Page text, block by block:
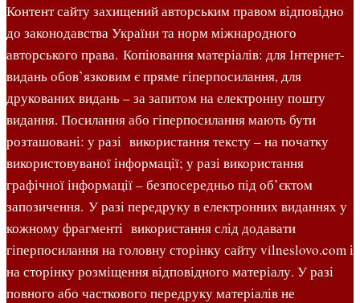
Контент сайту захищений авторським правом відповідно
до законодавства України та норм міжнародного
авторського права. Копіювання матеріалів: для Інтернет-
видань обов’язковим є пряме гіперпосилання, для
друкованих видань – за запитом на електронну пошту
видання. Посилання або гіперпосилання мають бути
розташовані: у разі використання тексту – на початку
використовуваної інформації; у разі використання
графічної інформації – безпосередньо під об’єктом
запозичення. У разі передруку в електронних виданнях у
кожному фрагменті використання слід додавати
гіперпосилання на головну сторінку сайту vilneslovo.com і
на сторінку розміщення відповідного матеріалу. У разі
повного або часткового передруку матеріалів не